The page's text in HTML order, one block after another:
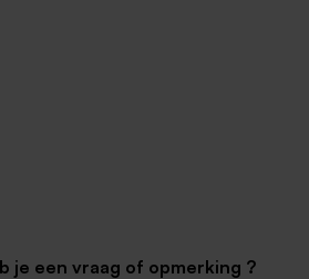
je een vraag of opmerking ?